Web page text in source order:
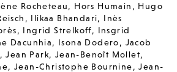
Rocheteau, Hors Humain , Hugo
, Ilikaa Bhandari, Inès
, Ingrid Strelkoff, Insgrid
Dacunhia, Isona Dodero, Jacob
,Jean Park, Jean-Benoît Mollet,
,Jean-Christophe Bournine,Jean-